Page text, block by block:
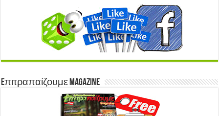
Eπιτραπαίζουμε Magazine